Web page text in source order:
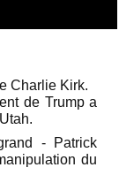
Charlie Kirk.
de Trump a
- Patrick
du